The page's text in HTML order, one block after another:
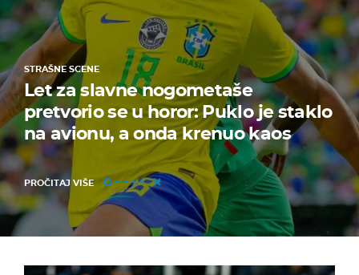
STRAŠNE SCENE
Let za slavne nogometaše
pretvorio se u horor: Puklo je staklo
na avionu, a onda krenuo kaos
PROČITAJ VIŠE